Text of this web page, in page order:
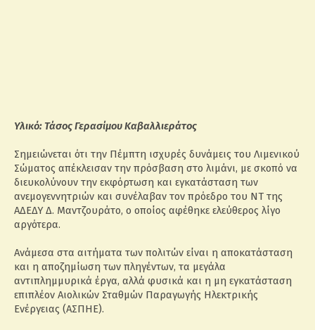
Υλικό: Τάσος Γερασίμου Καβαλλιεράτος
Σημειώνεται ότι την Πέμπτη ισχυρές δυνάμεις του Λιμενικού
Σώματος απέκλεισαν την πρόσβαση στο λιμάνι, με σκοπό να
διευκολύνουν την εκφόρτωση και εγκατάσταση των
ανεμογεννητριών και συνέλαβαν τον πρόεδρο του ΝΤ της
ΑΔΕΔΥ Δ. Μαντζουράτο, ο οποίος αφέθηκε ελεύθερος λίγο
αργότερα.
Ανάμεσα στα αιτήματα των πολιτών είναι η αποκατάσταση
και η αποζημίωση των πληγέντων, τα μεγάλα
αντιπλημμυρικά έργα, αλλά φυσικά και η μη εγκατάσταση
επιπλέον Αιολικών Σταθμών Παραγωγής Ηλεκτρικής
Ενέργειας (ΑΣΠΗΕ).